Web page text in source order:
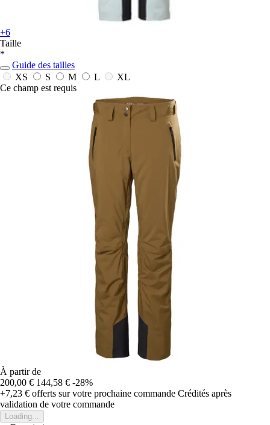
+6
Taille
*
Guide des tailles
XS
S M L
XL
Ce champ est requis
À partir de
200,00 € 144,58 € -28%
+7,23 € offerts sur votre prochaine commande Crédités après
validation de votre commande
Loading...